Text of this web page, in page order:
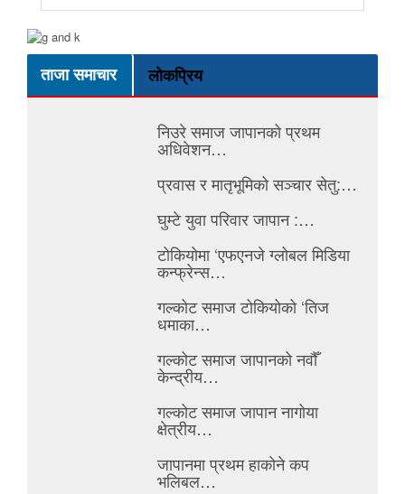
ताजा समाचार लोकप्रिय
निउरे समाज जापानको प्रथम
अधिवेशन…
प्रवास र मातृभूमिको सञ्चार सेतु:…
घुम्टे युवा परिवार जापान :…
टोकियोमा ‘एफएनजे ग्लोबल मिडिया
कन्फ्रेन्स…
गल्कोट समाज टोकियोको ‘तिज
धमाका…
गल्कोट समाज जापानको नवौँ
केन्द्रीय…
गल्कोट समाज जापान नागोया
क्षेत्रीय…
जापानमा प्रथम हाकोने कप
भलिबल…